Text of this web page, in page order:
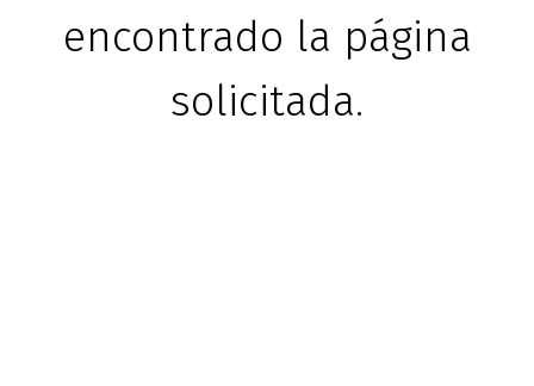
encontrado la página
solicitada.